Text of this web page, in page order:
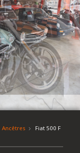
Ancêtres Fiat 500 F